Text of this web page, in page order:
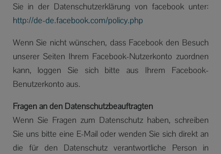
Sie in der Datenschutzerklärung von facebook unter:
http://de-de.facebook.com/policy.php
Wenn Sie nicht wünschen, dass Facebook den Besuch
unserer Seiten Ihrem Facebook-Nutzerkonto zuordnen
kann, loggen Sie sich bitte aus Ihrem Facebook-
Benutzerkonto aus.
Fragen an den Datenschutzbeauftragten
Wenn Sie Fragen zum Datenschutz haben, schreiben
Sie uns bitte eine E-Mail oder wenden Sie sich direkt an
die für den Datenschutz verantwortliche Person in